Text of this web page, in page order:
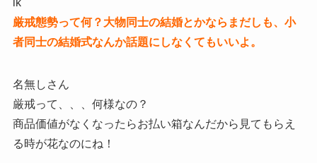
ik
厳戒態勢って何？大物同士の結婚とかならまだしも、小
者同士の結婚式なんか話題にしなくてもいいよ。
名無しさん
厳戒って、、、何様なの？
商品価値がなくなったらお払い箱なんだから見てもらえ
る時が花なのにね！